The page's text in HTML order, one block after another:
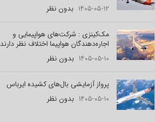
۱۴۰۵-۰۵-۱۲ بدون نظر
مک‌کینزی : شرکت‌های هواپیمایی و
اجاره‌دهندگان هواپیما اختلاف نظر دارند
۱۴۰۵-۰۵-۱۰ بدون نظر
پرواز آزمایشی بال‌های کشیده ایرباس
۱۴۰۵-۰۵-۱۰ بدون نظر